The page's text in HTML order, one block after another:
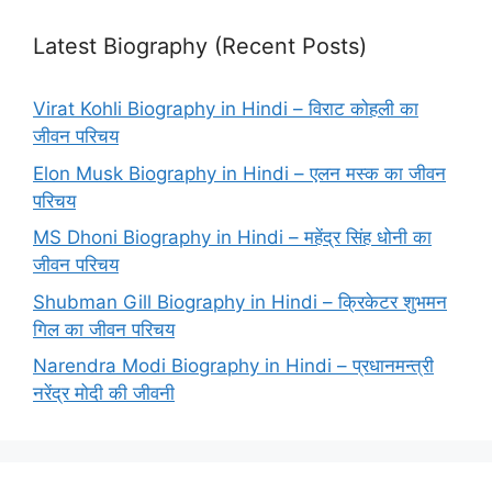
Latest Biography (Recent Posts)
Virat Kohli Biography in Hindi – विराट कोहली का
जीवन परिचय
Elon Musk Biography in Hindi – एलन मस्क का जीवन
परिचय
MS Dhoni Biography in Hindi – महेंद्र सिंह धोनी का
जीवन परिचय
Shubman Gill Biography in Hindi – क्रिकेटर शुभमन
गिल का जीवन परिचय
Narendra Modi Biography in Hindi – प्रधानमन्त्री
नरेंद्र मोदी की जीवनी